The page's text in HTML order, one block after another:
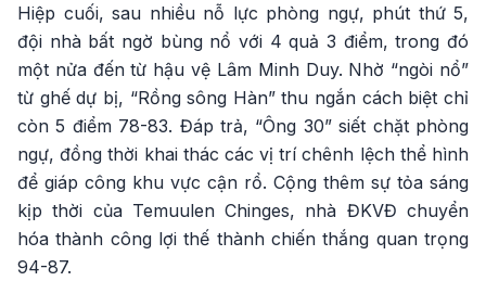
Hiệp cuối, sau nhiều nỗ lực phòng ngự, phút thứ 5,
đội nhà bất ngờ bùng nổ với 4 quả 3 điểm, trong đó
một nửa đến từ hậu vệ Lâm Minh Duy. Nhờ “ngòi nổ”
từ ghế dự bị, “Rồng sông Hàn” thu ngắn cách biệt chỉ
còn 5 điểm 78-83. Đáp trả, “Ông 30” siết chặt phòng
ngự, đồng thời khai thác các vị trí chênh lệch thể hình
để giáp công khu vực cận rổ. Cộng thêm sự tỏa sáng
kịp thời của Temuulen Chinges, nhà ĐKVĐ chuyển
hóa thành công lợi thế thành chiến thắng quan trọng
94-87.